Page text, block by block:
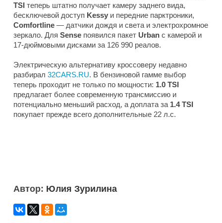
TSI теперь штатно получает камеру заднего вида,
бесключевой доступ Kessy и передние парктроники,
Comfortline — датчики дождя и света и электрохромное
зеркало. Для Sense появился пакет Urban с камерой и
17-дюймовыми дисками за 126 990 реалов.
Электрическую альтернативу кроссоверу недавно
разбирал 32CARS.RU. В бензиновой гамме выбор
теперь проходит не только по мощности: 1.0 TSI
предлагает более современную трансмиссию и
потенциально меньший расход, а доплата за 1.4 TSI
покупает прежде всего дополнительные 22 л.с.
Автор: Юлия Зурилина